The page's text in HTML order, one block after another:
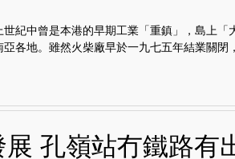
紀中曾是本港的早期工業「重鎮」，島上「
各地。雖然火柴廠早於一九七五年結業關閉
孔嶺站冇鐵路有